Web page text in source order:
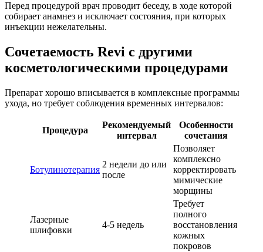
Перед процедурой врач проводит беседу, в ходе которой
собирает анамнез и исключает состояния, при которых
инъекции нежелательны.
Сочетаемость Revi с другими
косметологическими процедурами
Препарат хорошо вписывается в комплексные программы
ухода, но требует соблюдения временных интервалов:
Процедура
Рекомендуемый
интервал
Особенности
сочетания
Ботулинотерапия
2 недели до или
после
Позволяет
комплексно
корректировать
мимические
морщины
Лазерные
шлифовки
4-5 недель
Требует
полного
восстановления
кожных
покровов